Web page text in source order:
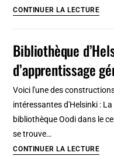
CONTINUER LA LECTURE
?
10
Bibliothèque
d’apprentissage
Voici l'une des
intéressantes d'Helsinki :
bibliothèque Oodi dans le
se trouve…
CONTINUER LA LECTURE